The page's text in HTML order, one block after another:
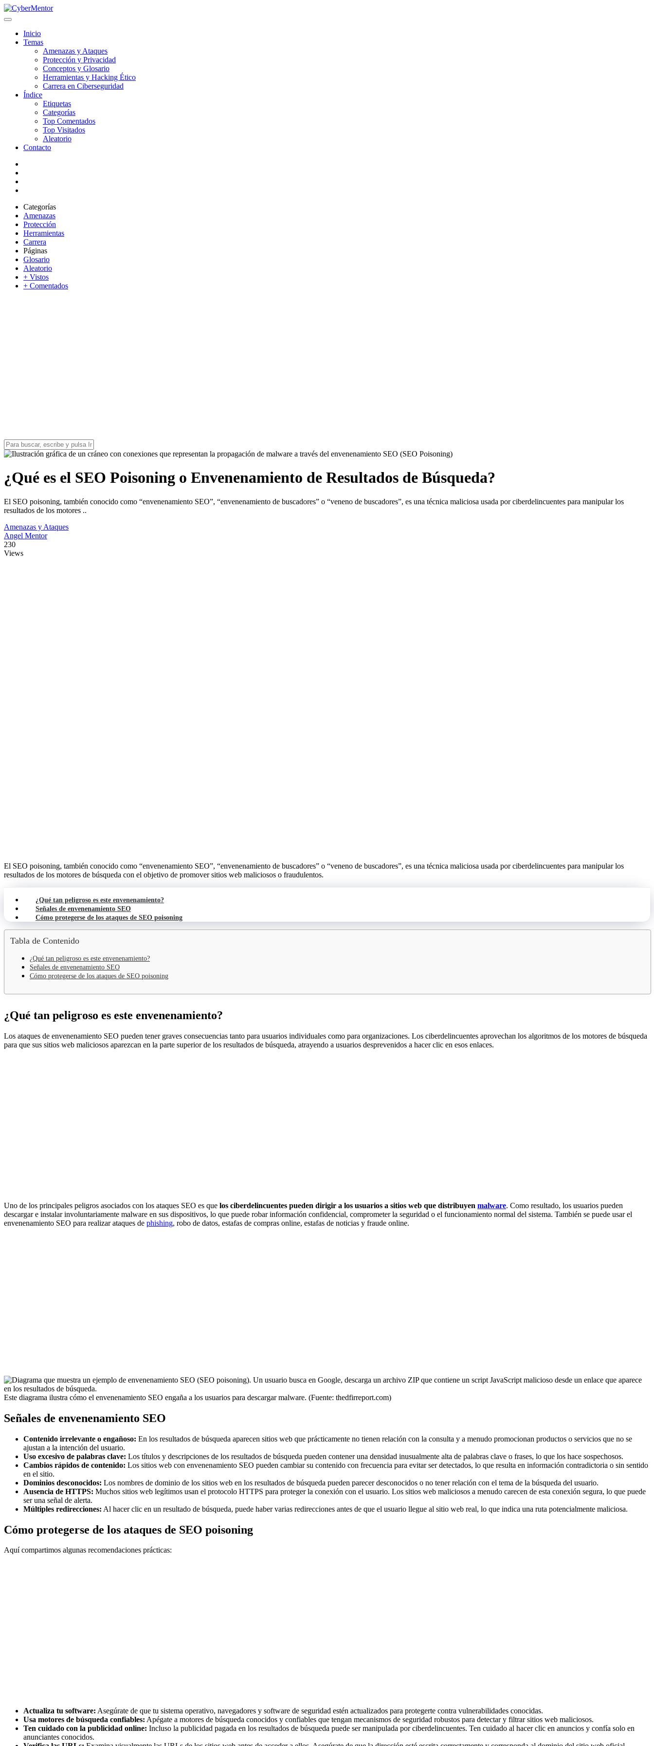
Inicio
Temas
Amenazas y Ataques
Protección y Privacidad
Conceptos y Glosario
Herramientas y Hacking Ético
Carrera en Ciberseguridad
Índice
Etiquetas
Categorías
Top Comentados
Top Visitados
Aleatorio
Contacto
Categorías
Amenazas
Protección
Herramientas
Carrera
Páginas
Glosario
Aleatorio
+ Vistos
+ Comentados
¿Qué es el SEO Poisoning o Envenenamiento de Resultados de Búsqueda?
El SEO poisoning, también conocido como “envenenamiento SEO”, “envenenamiento de buscadores” o “veneno de buscadores”, es una técnica maliciosa usada por ciberdelincuentes para manipular los
resultados de los motores ..
Amenazas y Ataques
Angel Mentor
230
Views
El SEO poisoning, también conocido como “envenenamiento SEO”, “envenenamiento de buscadores” o “veneno de buscadores”, es una técnica maliciosa usada por ciberdelincuentes para manipular los
resultados de los motores de búsqueda con el objetivo de promover sitios web maliciosos o fraudulentos.
¿Qué tan peligroso es este envenenamiento?
Señales de envenenamiento SEO
Cómo protegerse de los ataques de SEO poisoning
Tabla de Contenido
¿Qué tan peligroso es este envenenamiento?
Señales de envenenamiento SEO
Cómo protegerse de los ataques de SEO poisoning
¿Qué tan peligroso es este envenenamiento?
Los ataques de envenenamiento SEO pueden tener graves consecuencias tanto para usuarios individuales como para organizaciones. Los ciberdelincuentes aprovechan los algoritmos de los motores de búsqueda
para que sus sitios web maliciosos aparezcan en la parte superior de los resultados de búsqueda, atrayendo a usuarios desprevenidos a hacer clic en esos enlaces.
Uno de los principales peligros asociados con los ataques SEO es que los ciberdelincuentes pueden dirigir a los usuarios a sitios web que distribuyen malware. Como resultado, los usuarios pueden
descargar e instalar involuntariamente malware en sus dispositivos, lo que puede robar información confidencial, comprometer la seguridad o el funcionamiento normal del sistema. También se puede usar el
envenenamiento SEO para realizar ataques de phishing, robo de datos, estafas de compras online, estafas de noticias y fraude online.
Este diagrama ilustra cómo el envenenamiento SEO engaña a los usuarios para descargar malware. (Fuente: thedfirreport.com)
Señales de envenenamiento SEO
Contenido irrelevante o engañoso: En los resultados de búsqueda aparecen sitios web que prácticamente no tienen relación con la consulta y a menudo promocionan productos o servicios que no se
ajustan a la intención del usuario.
Uso excesivo de palabras clave: Los títulos y descripciones de los resultados de búsqueda pueden contener una densidad inusualmente alta de palabras clave o frases, lo que los hace sospechosos.
Cambios rápidos de contenido: Los sitios web con envenenamiento SEO pueden cambiar su contenido con frecuencia para evitar ser detectados, lo que resulta en información contradictoria o sin sentido
en el sitio.
Dominios desconocidos: Los nombres de dominio de los sitios web en los resultados de búsqueda pueden parecer desconocidos o no tener relación con el tema de la búsqueda del usuario.
Ausencia de HTTPS: Muchos sitios web legítimos usan el protocolo HTTPS para proteger la conexión con el usuario. Los sitios web maliciosos a menudo carecen de esta conexión segura, lo que puede
ser una señal de alerta.
Múltiples redirecciones: Al hacer clic en un resultado de búsqueda, puede haber varias redirecciones antes de que el usuario llegue al sitio web real, lo que indica una ruta potencialmente maliciosa.
Cómo protegerse de los ataques de SEO poisoning
Aquí compartimos algunas recomendaciones prácticas:
Actualiza tu software: Asegúrate de que tu sistema operativo, navegadores y software de seguridad estén actualizados para protegerte contra vulnerabilidades conocidas.
Usa motores de búsqueda confiables: Apégate a motores de búsqueda conocidos y confiables que tengan mecanismos de seguridad robustos para detectar y filtrar sitios web maliciosos.
Ten cuidado con la publicidad online: Incluso la publicidad pagada en los resultados de búsqueda puede ser manipulada por ciberdelincuentes. Ten cuidado al hacer clic en anuncios y confía solo en
anunciantes conocidos.